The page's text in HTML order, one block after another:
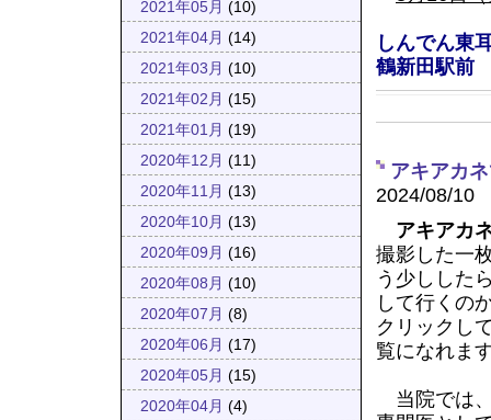
2021年05月 (10)
2021年04月 (14)
2021年03月 (10)
2021年02月 (15)
2021年01月 (19)
2020年12月 (11)
2020年11月 (13)
2020年10月 (13)
2020年09月 (16)
2020年08月 (10)
2020年07月 (8)
2020年06月 (17)
2020年05月 (15)
2020年04月 (4)
しんでん東
鶴新田駅前
アキアカ
2024/08/10
アキアカ
撮影した一
う少しした
して行くの
クリックし
覧になれま
当院では